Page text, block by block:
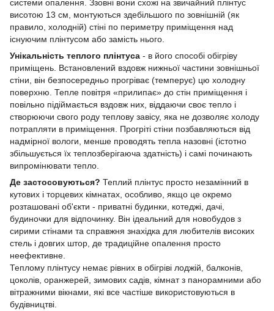
системи опалення. Ззовні вони схожі на звичайний плінтус
висотою 13 см, монтуються здебільшого по зовнішній (як
правило, холодній) стіні по периметру приміщення над
існуючим плінтусом або замість нього.
Унікальність теплого плінтуса - в його способі обігріву
приміщень. Встановлений вздовж нижньої частини зовнішньої
стіни, він безпосередньо прогріває (темперує) цю холодну
поверхню. Тепле повітря «прилипає» до стін приміщення і
повільно підіймається вздовж них, віддаючи своє тепло і
створюючи свого роду теплову завісу, яка не дозволяє холоду
потрапляти в приміщення. Прогріті стіни позбавляються від
надмірної вологи, менше проводять тепла назовні (істотно
збільшується їх теплозберігаюча здатність) і самі починають
випромінювати тепло.
Де застосовуються? Теплий плінтус просто незамінний в
кутових і торцевих кімнатах, особливо, якщо це окремо
розташовані об'єкти - приватні будинки, котеджі, дачі,
будиночки для відпочинку. Він ідеальний для новобудов з
сирими стінами та справжня знахідка для любителів високих
стель і довгих штор, де традиційне опалення просто
неефективне.
Теплому плінтусу немає рівних в обігріві лоджій, балконів,
цоколів, оранжерей, зимових садів, кімнат з панорамними або
вітражними вікнами, які все частіше використовуються в
будівництві.